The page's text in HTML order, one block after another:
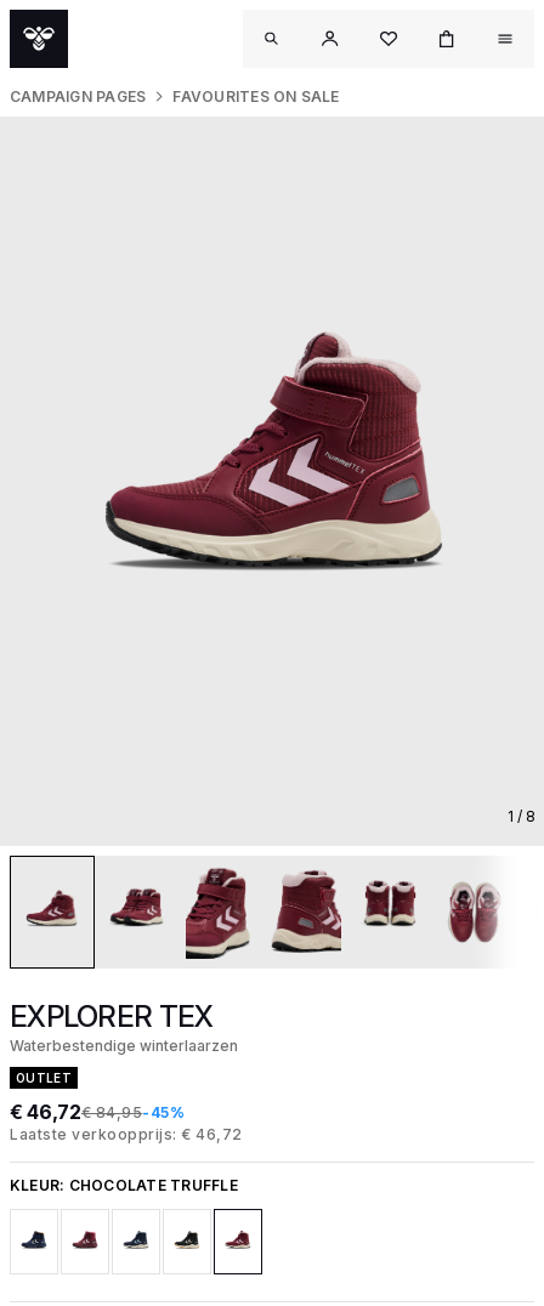
CAMPAIGN PAGES FAVOURITES ON SALE
1 / 8
EXPLORER TEX
Waterbestendige winterlaarzen
OUTLET
€ 46,72€ 84,95-45%
Laatste verkoopprijs: € 46,72
KLEUR: CHOCOLATE TRUFFLE